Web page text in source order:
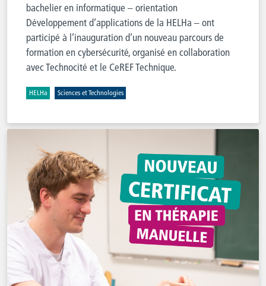
bachelier en informatique – orientation
Développement d’applications de la HELHa – ont
participé à l’inauguration d’un nouveau parcours de
formation en cybersécurité, organisé en collaboration
avec Technocité et le CeREF Technique.
HELHa Sciences et Technologies